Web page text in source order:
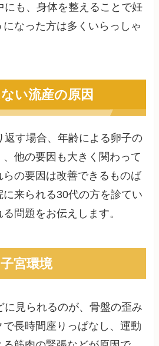
にも、身体を整えることで妊
なった方は多くいらっしゃ
い流産の原因
返す場合、年齢による卵子の
他の要因も大きく関わって
の要因は改善できるものば
来られる30代の方を診てい
問題をお伝えします。
宮環境
に見られるのが、骨盤の歪み
長時間座りっぱなし、運動